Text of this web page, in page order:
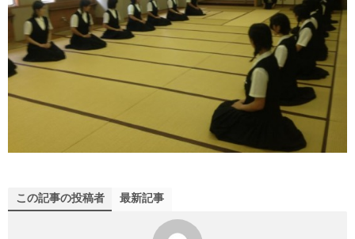
この記事の投稿者 最新記事